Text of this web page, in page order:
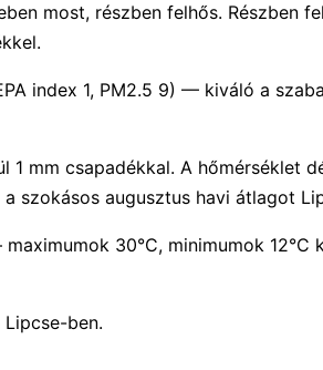
most, részben felhős. Részben
index 1, PM2.5 9) — kiváló a
1 mm csapadékkal. A hőmérséklet
szokásos augusztus havi átlagot
30°C, minimumok 12°C
ben.